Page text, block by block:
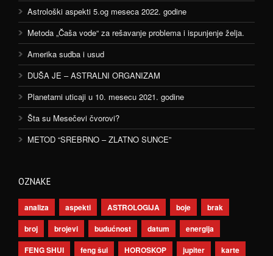
Astrološki aspekti 5.og meseca 2022. godine
Metoda „Čaša vode“ za rešavanje problema i ispunjenje želja.
Amerika sudba i usud
DUŠA JE – ASTRALNI ORGANIZAM
Planetarni uticaji u 10. mesecu 2021. godine
Šta su Mesečevi čvorovi?
METOD “SREBRNO – ZLATNO SUNCE”
OZNAKE
analiza aspekti ASTROLOGIJA boje
brak
broj
brojevi budućnost datum
energija
FENG SHUI
feng šui HOROSKOP jupiter
karte